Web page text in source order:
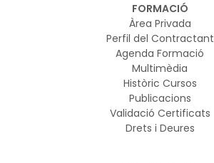
FORMACIÓ
Àrea Privada
Perfil del Contractant
Agenda Formació
Multimèdia
Històric Cursos
Publicacions
Validació Certificats
Drets i Deures